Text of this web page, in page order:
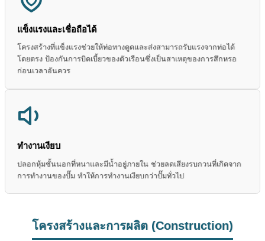
แข็งแรงและเชื่อถือได้
โครงสร้างที่แข็งแรงช่วยให้ท่อทางดูดและส่งสามารถรับแรงจากท่อได้
โดยตรง ป้องกันการบิดเบี้ยวของตัวเรือนซึ่งเป็นสาเหตุของการสึกหรอ
ก่อนเวลาอันควร
ทำงานเงียบ
ปลอกหุ้มชั้นนอกที่หนาและมีน้ำอยู่ภายใน ช่วยลดเสียงรบกวนที่เกิดจาก
การทำงานของปั๊ม ทำให้การทำงานเงียบกว่าปั๊มทั่วไป
โครงสร้างและการผลิต (Construction)